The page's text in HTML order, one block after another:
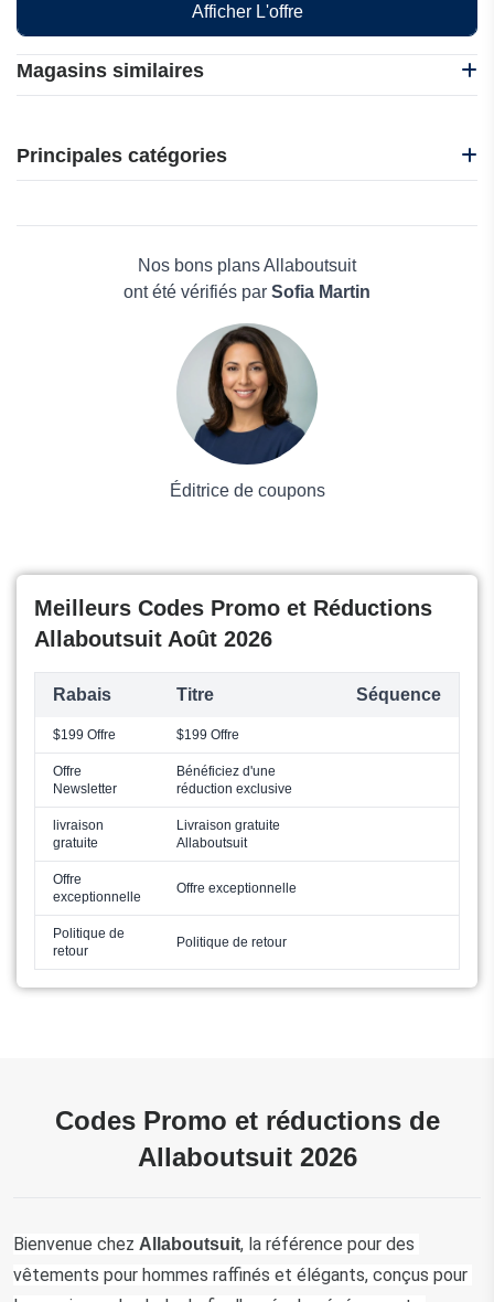
Magasins similaires
Maison FT
Striking Viking
Izac
Principales catégories
Maison & JardinNos bons plans Allaboutsuit
ont été vérifiés par Sofia Martin
Éditrice de coupons
Afficher L'offre
Meilleurs Codes Promo et Réductions
Allaboutsuit Août 2026
Rabais Titre Séquence
$199 Offre $199 Offre
Offre
Newsletter
Bénéficiez d'une
réduction exclusive
livraison
gratuite
Livraison gratuite
Allaboutsuit
Offre
exceptionnelle
Offre exceptionnelle
Politique de
retour
Politique de retour
Codes Promo et réductions de
Allaboutsuit 2026
Bienvenue chez Allaboutsuit, la référence pour des
vêtements pour hommes raffinés et élégants, conçus pour